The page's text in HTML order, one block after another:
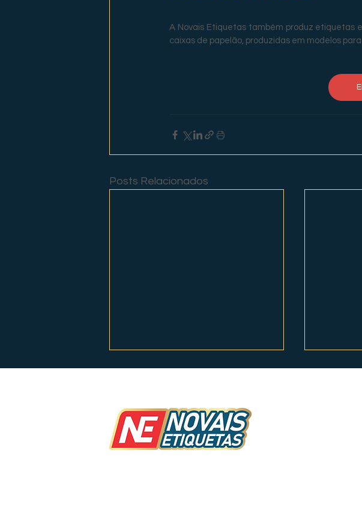
A Novais Etiquetas também produz etiquetas
caixas de papelão, produzidas em modelos
Posts Relacionados
Caixas Personalizadas